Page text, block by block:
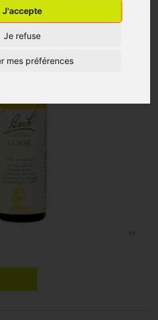
J'accepte
Je refuse
mes préférences